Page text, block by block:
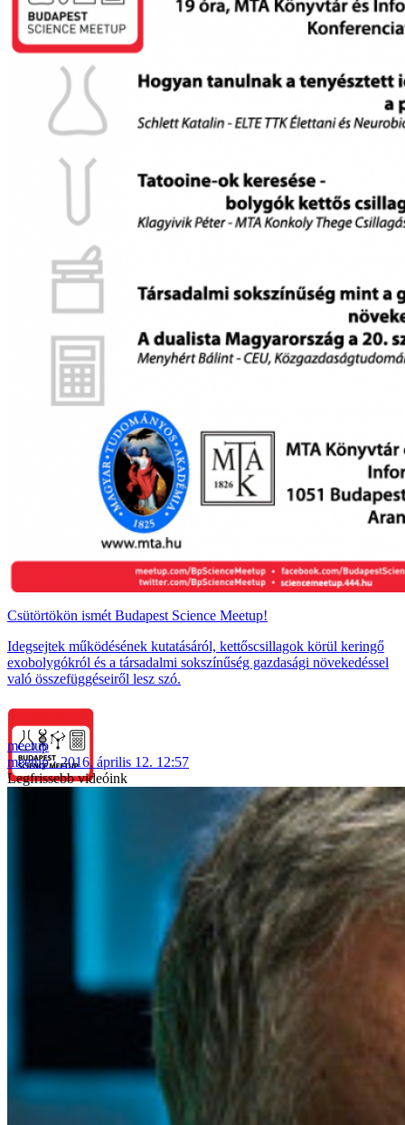
Csütörtökön ismét Budapest Science Meetup!
Idegsejtek működésének kutatásáról, kettőscsillagok körül keringő
exobolygókról és a társadalmi sokszínűség gazdasági növekedéssel
való összefüggéseiről lesz szó.
meetup
meetup
2016. április 12. 12:57
Legfrissebb videóink